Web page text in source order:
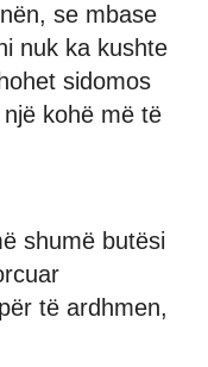
se mbase
nuk ka kushte
sidomos
kohë më të
shumë butësi
të ardhmen,